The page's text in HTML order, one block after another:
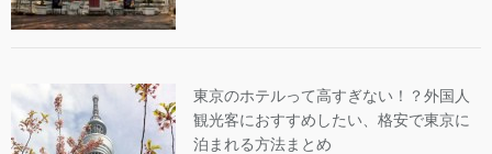
東京のホテルって高すぎない！？外国人
観光客におすすめしたい、格安で東京に
泊まれる方法まとめ